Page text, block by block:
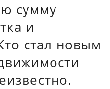
сумму
и
стал новым